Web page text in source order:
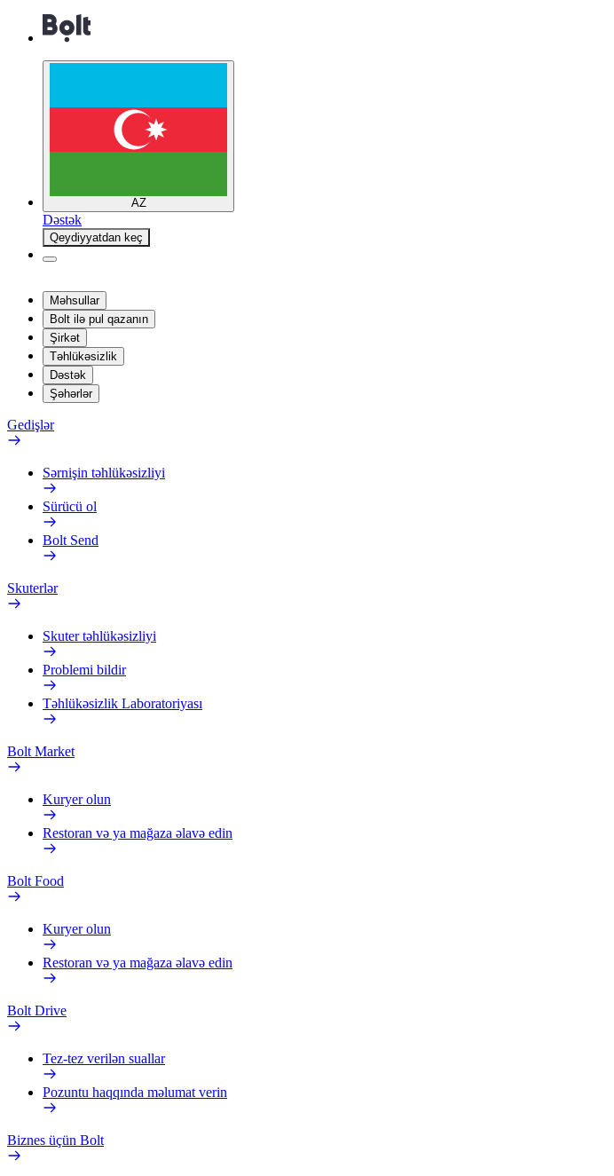
AZ
Dəstək
Qeydiyyatdan keç
Məhsullar
Bolt ilə pul qazanın
Şirkət
Təhlükəsizlik
Dəstək
Şəhərlər
Gedişlər
Sərnişin təhlükəsizliyi
Sürücü ol
Bolt Send
Skuterlər
Skuter təhlükəsizliyi
Problemi bildir
Təhlükəsizlik Laboratoriyası
Bolt Market
Kuryer olun
Restoran və ya mağaza əlavə edin
Bolt Food
Kuryer olun
Restoran və ya mağaza əlavə edin
Bolt Drive
Tez-tez verilən suallar
Pozuntu haqqında məlumat verin
Biznes üçün Bolt